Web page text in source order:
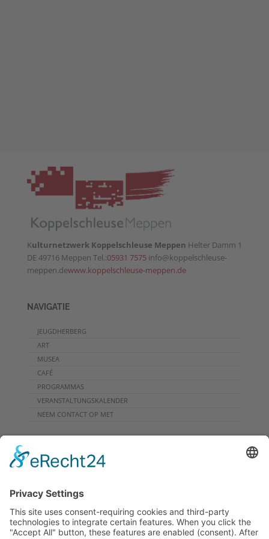
Kulturnetzwerk Koppelschleuse Meppen Helter Damm 1
DE 49716 Meppen Tel.:05931 7575info@koppelschleuse-
meppen.dewww.koppelschleuse-meppen.de
NAVIGATIE
JEUGDHERBERG
ART
MUSEA
CAFÉ
PROGRAMMAS
VERANSTALTUNGSKALENDER
NEEM CONTACT OP MET
PROGRAMMHEFT
NIEUWSBRIEF
RONDREIS
ARCHIEF